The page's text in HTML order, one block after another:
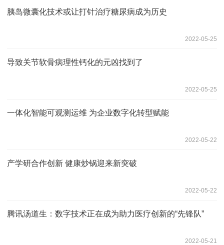
胰岛微囊化技术或让打针治疗糖尿病成为历史
2022-05-25
导致关节软骨病理性钙化的元凶找到了
2022-05-25
一体化智能可观测运维 为企业数字化转型赋能
2022-05-22
产学研合作创新 健康炒锅迎来新突破
2022-05-22
腾讯汤道生：数字技术正在成为助力医疗创新的“先锋队”
2022-05-21